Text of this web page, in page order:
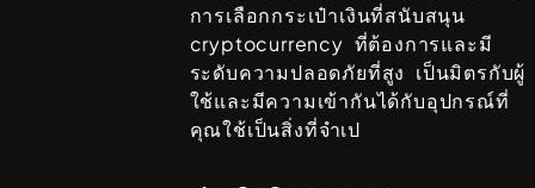
การเลือกกระเป๋าเงินที่สนับสนุน
cryptocurrency ที่ต้องการและมี
ระดับความปลอดภัยที่สูง เป็นมิตรกับผู้
ใช้และมีความเข้ากันได้กับอุปกรณ์ที่
คุณใช้เป็นสิ่งที่จำเป